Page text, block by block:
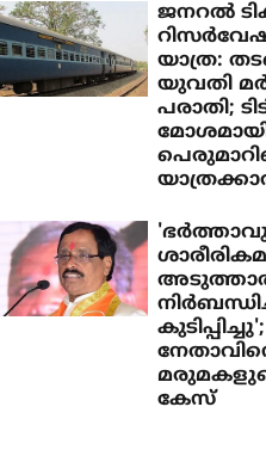
ജനറൽ
യാത്ര:
യുവതി
പരാതി;
അടുത്താല്‍
കേസ്